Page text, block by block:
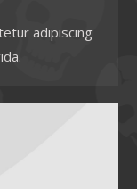
adipiscing